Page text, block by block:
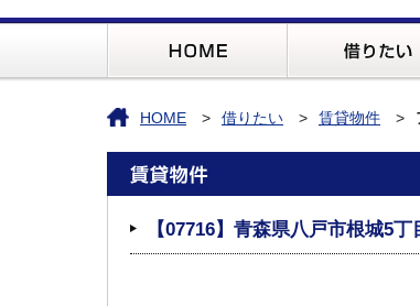
HOME 借りたい 賃貸物件
【07716】青森県八戸市根城5